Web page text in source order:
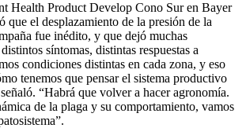
Health Product Develop Cono Sur en Bayer
que el desplazamiento de la presión de la
fue inédito, y que dejó muchas
síntomas, distintas respuestas a
condiciones distintas en cada zona, y eso
tenemos que pensar el sistema productivo
“Habrá que volver a hacer agronomía.
de la plaga y su comportamiento, vamos